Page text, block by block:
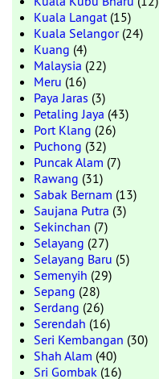
Kuala Langat(15)
Kuala Selangor(24)
Kuang (4)
Malaysia (22)
Meru (16)
Paya Jaras (3)
Petaling Jaya (43)
Port Klang (26)
Puchong (32)
Puncak Alam (7)
Rawang (31)
Sabak Bernam (13)
Saujana Putra (3)
Sekinchan (7)
Selayang (27)
Selayang Baru (5)
Semenyih (29)
Sepang (28)
Serdang (26)
Serendah (16)
Seri Kembangan (30)
Shah Alam (40)
Sri Gombak (16)